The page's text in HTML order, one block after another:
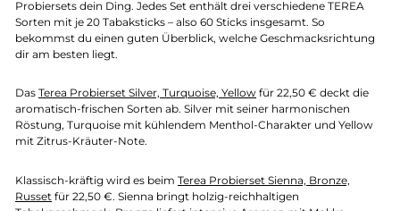
Probiersets dein Ding. Jedes Set enthält drei verschiedene TEREA
Sorten mit je 20 Tabaksticks – also 60 Sticks insgesamt. So
bekommst du einen guten Überblick, welche Geschmacksrichtung
dir am besten liegt.
Das Terea Probierset Silver, Turquoise, Yellow für 22,50 € deckt die
aromatisch-frischen Sorten ab. Silver mit seiner harmonischen
Röstung, Turquoise mit kühlendem Menthol-Charakter und Yellow
mit Zitrus-Kräuter-Note.
Klassisch-kräftig wird es beim Terea Probierset Sienna, Bronze,
Russet für 22,50 €. Sienna bringt holzig-reichhaltigen